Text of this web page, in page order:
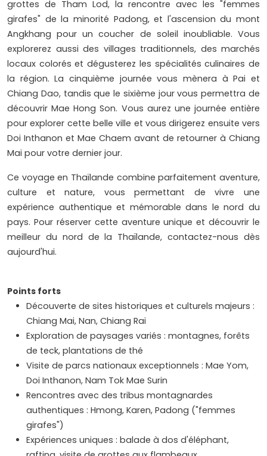
grottes de Tham Lod, la rencontre avec les "femmes
girafes" de la minorité Padong, et l'ascension du mont
Angkhang pour un coucher de soleil inoubliable. Vous
explorerez aussi des villages traditionnels, des marchés
locaux colorés et dégusterez les spécialités culinaires de
la région. La cinquième journée vous mènera à Pai et
Chiang Dao, tandis que le sixième jour vous permettra de
découvrir Mae Hong Son. Vous aurez une journée entière
pour explorer cette belle ville et vous dirigerez ensuite vers
Doi Inthanon et Mae Chaem avant de retourner à Chiang
Mai pour votre dernier jour.
Ce voyage en Thaïlande combine parfaitement aventure,
culture et nature, vous permettant de vivre une
expérience authentique et mémorable dans le nord du
pays. Pour réserver cette aventure unique et découvrir le
meilleur du nord de la Thaïlande, contactez-nous dès
aujourd'hui.
Points forts
Découverte de sites historiques et culturels majeurs :
Chiang Mai, Nan, Chiang Rai
Exploration de paysages variés : montagnes, forêts
de teck, plantations de thé
Visite de parcs nationaux exceptionnels : Mae Yom,
Doi Inthanon, Nam Tok Mae Surin
Rencontres avec des tribus montagnardes
authentiques : Hmong, Karen, Padong ("femmes
girafes")
Expériences uniques : balade à dos d'éléphant,